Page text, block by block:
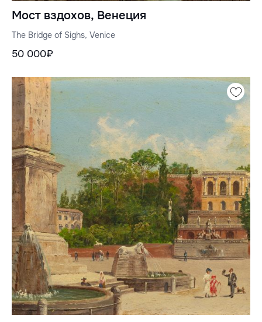
Мост вздохов, Венеция
The Bridge of Sighs, Venice
50 000₽